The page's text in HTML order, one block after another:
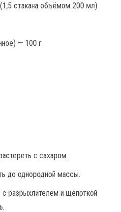
стакана объёмом 200 мл)
— 100 г
с сахаром.
до однородной массы.
разрыхлителем и щепоткой